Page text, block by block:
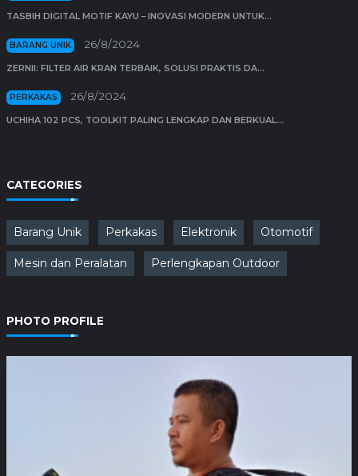
TASBIH DIGITAL MOTIF KAYU – INOVASI MODERN UNTUK...
BARANG UNIK 26/8/2024
ZERNII: FILTER AIR KRAN TERBAIK, SOLUSI PRAKTIS DA...
PERKAKAS 26/8/2024
UCHIHA 102 PCS, TOOLKIT PALING LENGKAP DAN BERKUAL...
CATEGORIES
Barang Unik Perkakas Elektronik Otomotif
Mesin dan Peralatan Perlengkapan Outdoor
PHOTO PROFILE